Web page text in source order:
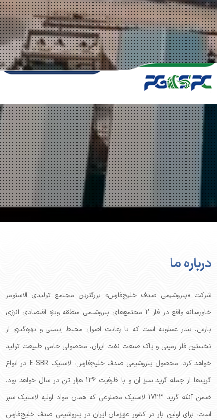
درباره ما
شرکت «پتروشیمی صدف خلیج‌فارس» بزرگترین مجتمع تولیدی الاستومر
خاورمیانه واقع در فاز 2 مجتمع‌های پتروشیمی منطقه ویژه اقتصادی انرژی
پارس، بندر عسلویه است که با رعایت اصول محیط زیستی و بهره‌گیری از
نخستین فلر زمینی و پاک صنعت نفت ایران، محصولی حامی طبیعت تولید
خواهد کرد. محصول پتروشیمی صدف خلیج‌فارس، لاستیک E-SBR در انواع
گریدها از جمله گرید سبز آن و با ظرفیت 136 هزار تن در سال خواهد بود.
ضمن آنکه گرید 1723 لاستیک مصنوعی که همان مواد اولیه لاستیک سبز
است، برای اولین بار در کشور عزیزمان ایران در پتروشیمی صدف خلیج‌فارس